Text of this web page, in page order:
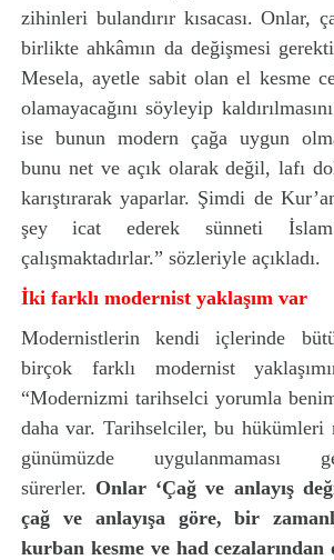
zihinleri bulandırır kısacası. Onlar,
birlikte ahkâmın da değişmesi
Mesela, ayetle sabit olan el kesme
olamayacağını söyleyip
ise bunun modern çağa uygun
bunu net ve açık olarak değil, lafı
karıştırarak yaparlar. Şimdi de
şey icat ederek sünneti
çalışmaktadırlar.” sözleriyle açıkladı.
İki farklı modernist yaklaşım var
Modernistlerin kendi içlerinde
birçok farklı modernist
“Modernizmi tarihselci yorumla
daha var. Tarihselciler, bu hükümleri
günümüzde uygulanmaması
sürerler. Onlar ‘Çağ ve anlayış
çağ ve anlayışa göre, bir
kurban kesme ve had cezalarından